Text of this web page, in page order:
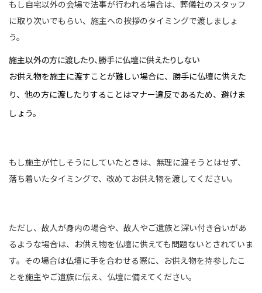
もし自宅以外の会場で法事が行われる場合は、葬儀社のスタッフ
に取り次いでもらい、施主への挨拶のタイミングで渡しましょ
う。
施主以外の方に渡したり、勝手に仏壇に供えたりしない
お供え物を施主に渡すことが難しい場合に、勝手に仏壇に供えた
り、他の方に渡したりすることはマナー違反であるため、避けま
しょう。
もし施主が忙しそうにしていたときは、無理に渡そうとはせず、
落ち着いたタイミングで、改めてお供え物を渡してください。
ただし、故人が身内の場合や、故人やご遺族と深い付き合いがあ
るような場合は、お供え物を仏壇に供えても問題ないとされていま
す。その場合は仏壇に手を合わせる際に、お供え物を持参したこ
とを施主やご遺族に伝え、仏壇に備えてください。